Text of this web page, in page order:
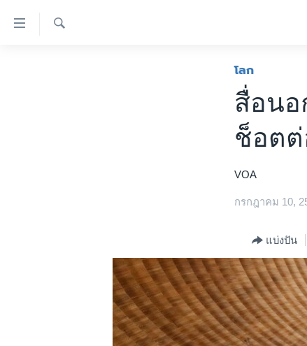
โลก
สื่อนอ
ช็อตต่
VOA
กรกฎาคม 10,
แบ่งปัน